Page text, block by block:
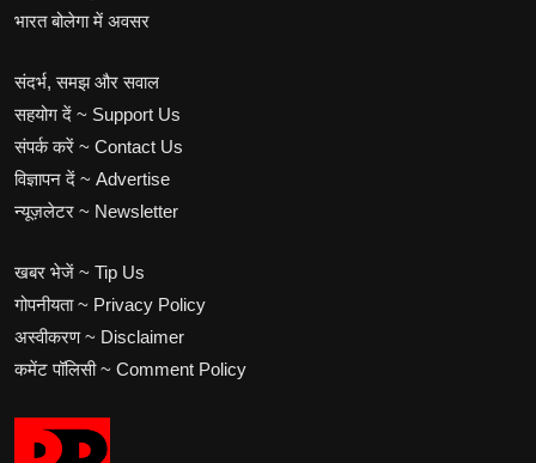
भारत बोलेगा में अवसर
संदर्भ, समझ और सवाल
सहयोग दें ~ Support Us
संपर्क करें ~ Contact Us
विज्ञापन दें ~ Advertise
न्यूज़लेटर ~ Newsletter
खबर भेजें ~ Tip Us
गोपनीयता ~ Privacy Policy
अस्वीकरण ~ Disclaimer
कमेंट पॉलिसी ~ Comment Policy